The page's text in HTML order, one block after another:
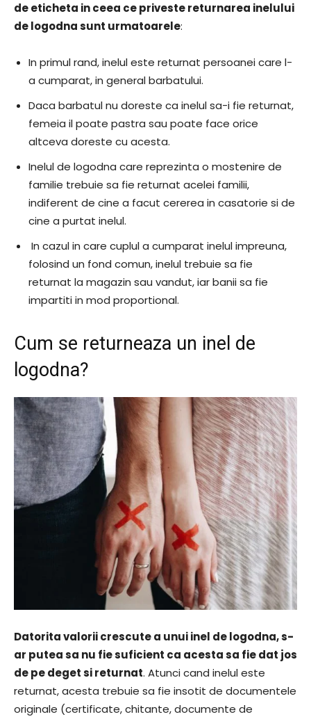
de eticheta in ceea ce priveste returnarea inelului
de logodna sunt urmatoarele:
In primul rand, inelul este returnat persoanei care l-
a cumparat, in general barbatului.
Daca barbatul nu doreste ca inelul sa-i fie returnat,
femeia il poate pastra sau poate face orice
altceva doreste cu acesta.
Inelul de logodna care reprezinta o mostenire de
familie trebuie sa fie returnat acelei familii,
indiferent de cine a facut cererea in casatorie si de
cine a purtat inelul.
In cazul in care cuplul a cumparat inelul impreuna,
folosind un fond comun, inelul trebuie sa fie
returnat la magazin sau vandut, iar banii sa fie
impartiti in mod proportional.
Cum se returneaza un inel de
logodna?
Datorita valorii crescute a unui inel de logodna, s-
ar putea sa nu fie suficient ca acesta sa fie dat jos
de pe deget si returnat. Atunci cand inelul este
returnat, acesta trebuie sa fie insotit de documentele
originale (certificate, chitante, documente de